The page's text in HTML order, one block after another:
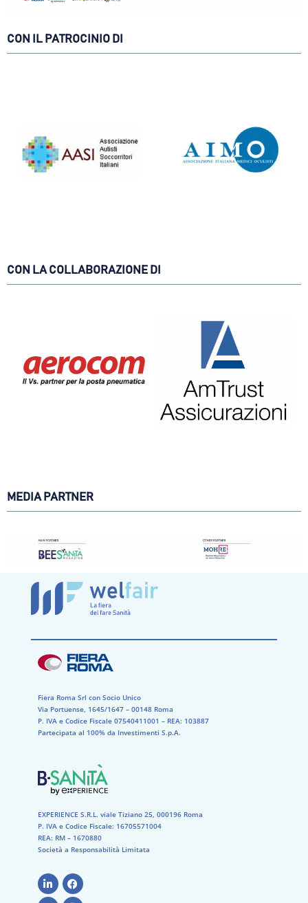
CON IL PATROCINIO DI
CON LA COLLABORAZIONE DI
MEDIA PARTNER
Fiera Roma Srl con Socio Unico
Via Portuense, 1645/1647 – 00148 Roma
P. IVA e Codice Fiscale 07540411001​ – REA: 103887​
Partecipata al 100% da Investimenti S.p.A.
EXPERIENCE S.R.L. viale Tiziano 25, 000196 Roma
P. IVA e Codice Fiscale: 16705571004
REA: RM – 1670880
Società a Responsabilità Limitata